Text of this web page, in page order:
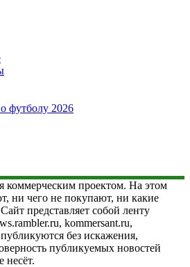
футболу 2026
коммерческим проектом. На этом
ни чего не покупают, ни какие
представляет собой ленту
kommersant.ru,
без искажения,
публикуемых новостей
несёт.